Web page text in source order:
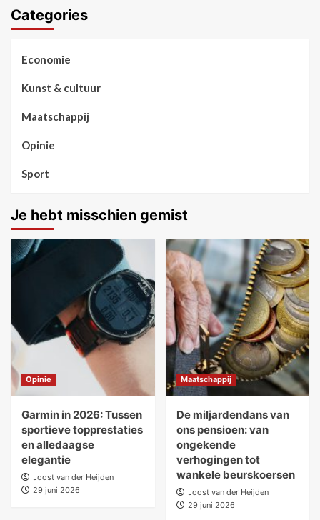
Categories
Economie
Kunst & cultuur
Maatschappij
Opinie
Sport
Je hebt misschien gemist
Opinie
Garmin in 2026: Tussen
sportieve topprestaties
en alledaagse
elegantie
Joost van der Heijden
29 juni 2026
Maatschappij
De miljardendans van
ons pensioen: van
ongekende
verhogingen tot
wankele beurskoersen
Joost van der Heijden
29 juni 2026